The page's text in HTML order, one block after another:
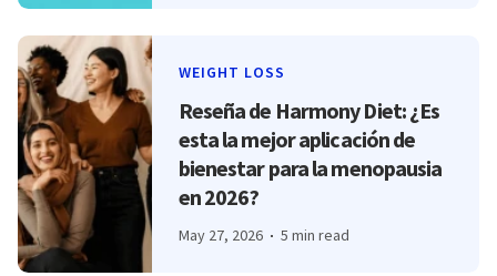
WEIGHT LOSS
Reseña de Harmony Diet: ¿Es
esta la mejor aplicación de
bienestar para la menopausia
en 2026?
May 27, 2026 5 min read